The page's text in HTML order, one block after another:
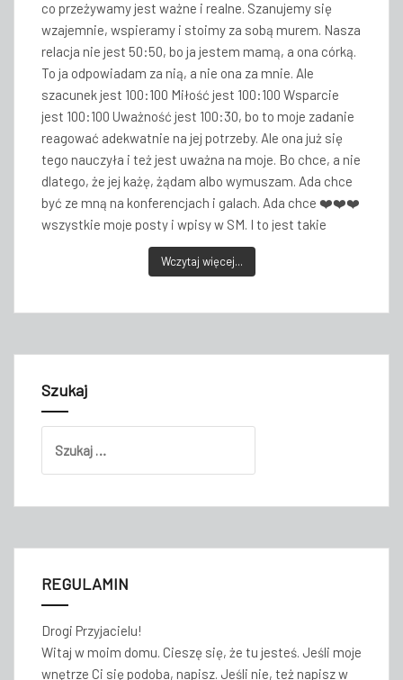
Wczytaj więcej...
Szukaj
REGULAMIN
Drogi Przyjacielu!
Witaj w moim domu. Cieszę się, że tu jesteś. Jeśli moje
wnętrze Ci się podoba, napisz. Jeśli nie, też napisz w